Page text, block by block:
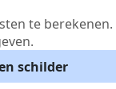
te
schilder